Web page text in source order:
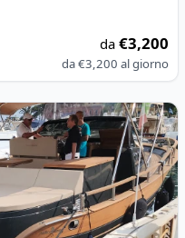
da€3,200
da€3,200 al giorno
38 (2023)